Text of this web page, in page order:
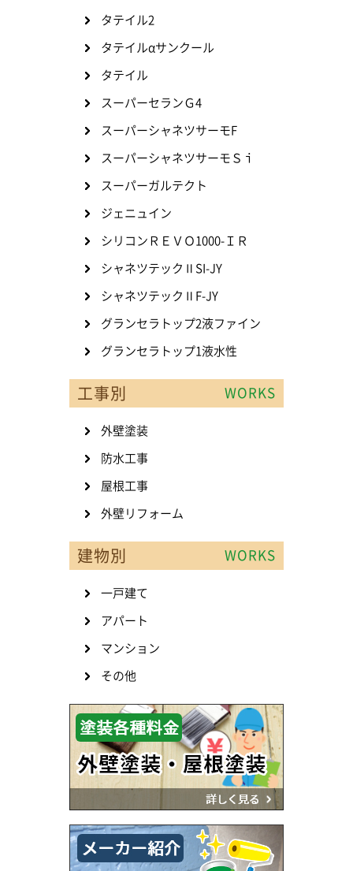
タテイル2
タテイルαサンクール
タテイル
スーパーセランＧ4
スーパーシャネツサーモF
スーパーシャネツサーモＳｉ
スーパーガルテクト
ジェニュイン
シリコンＲＥＶＯ1000-ＩＲ
シャネツテックⅡSI-JY
シャネツテックⅡF-JY
グランセラトップ2液ファイン
グランセラトップ1液水性
工事別 WORKS
外壁塗装
防水工事
屋根工事
外壁リフォーム
建物別 WORKS
一戸建て
アパート
マンション
その他